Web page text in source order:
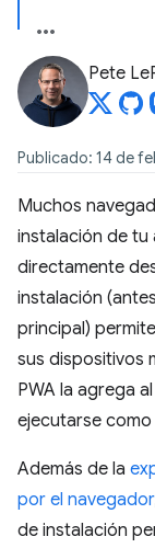
Pete
Publicado: 14 de
Muchos
instalación de tu
directamente
instalación
principal)
sus dispositivos
PWA la agrega
ejecutarse
Además de la
por el navegador
de instalación